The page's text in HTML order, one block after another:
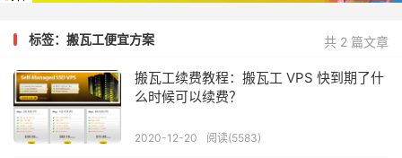
共 2 篇文章
标签：搬瓦工便宜方案
搬瓦工续费教程：搬瓦工 VPS 快到期了什
么时候可以续费？
2020-12-20 阅读(5583)